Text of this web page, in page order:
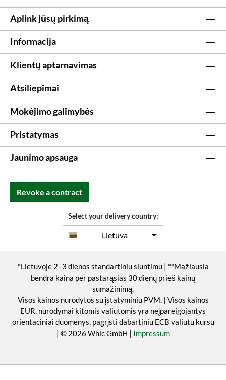
Aplink jūsų pirkimą
Informacija
Klientų aptarnavimas
Atsiliepimai
Mokėjimo galimybės
Pristatymas
Jaunimo apsauga
Revoke a contract
Select your delivery country:
Lietuva
*Lietuvoje 2–3 dienos standartiniu siuntimu | **Mažiausia
bendra kaina per pastarąsias 30 dienų prieš kainų
sumažinimą.
Visos kainos nurodytos su įstatyminiu PVM. | Visos kainos
EUR, nurodymai kitomis valiutomis yra neįpareigojantys
orientaciniai duomenys, pagrįsti dabartiniu ECB valiutų kursu
| © 2026 Whic GmbH | Impressum